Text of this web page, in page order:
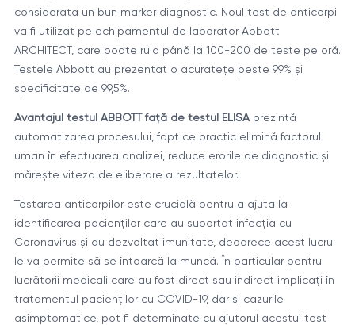
considerata un bun marker diagnostic. Noul test de anticorpi
va fi utilizat pe echipamentul de laborator Abbott
ARCHITECT, care poate rula până la 100-200 de teste pe oră.
Testele Abbott au prezentat o acuratețe peste 99% și
specificitate de 99,5%.
Avantajul testul ABBOTT față de testul ELISAprezintă
automatizarea procesului, fapt ce practic elimină factorul
uman în efectuarea analizei, reduce erorile de diagnostic și
mărește viteza de eliberare a rezultatelor.
Testarea anticorpilor este crucială pentru a ajuta la
identificarea pacienților care au suportat infecția cu
Coronavirus și au dezvoltat imunitate, deoarece acest lucru
le va permite să se întoarcă la muncă. În particular pentru
lucrătorii medicali care au fost direct sau indirect implicați în
tratamentul pacienților cu COVID-19, dar și cazurile
asimptomatice, pot fi determinate cu ajutorul acestui test